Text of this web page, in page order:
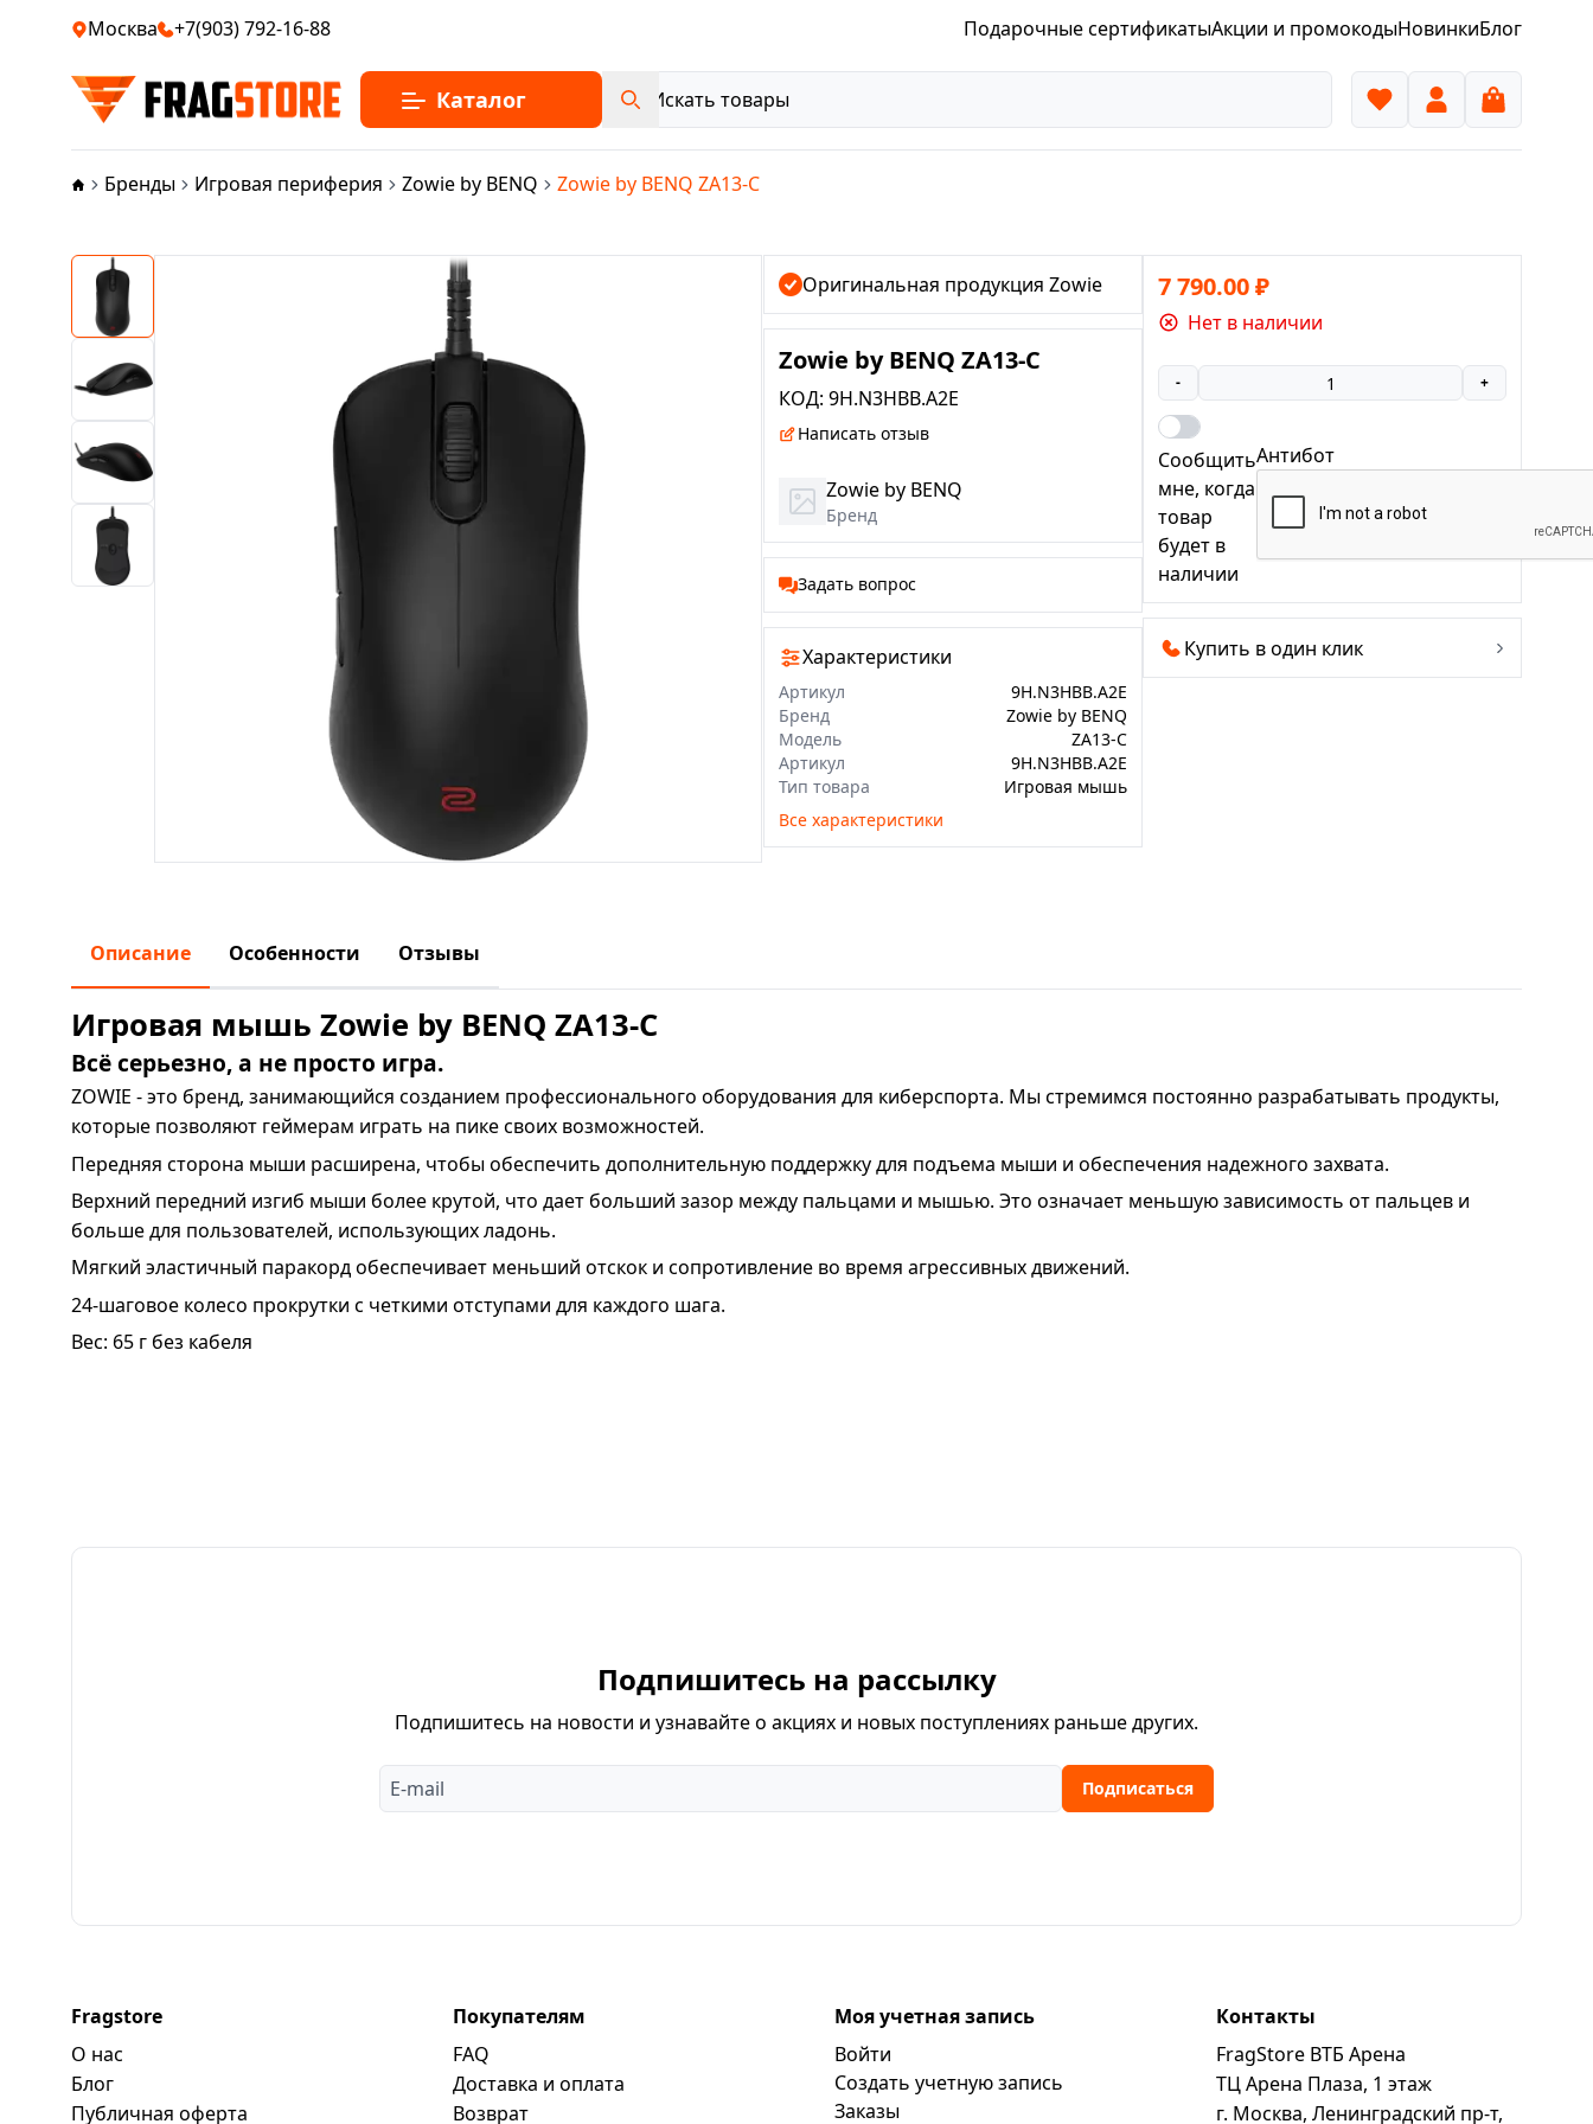
Москва +7(903) 792-16-88 Подарочные сертификатыАкции и промокодыНовинкиБлог
Каталог
Бренды Игровая периферия Zowie by BENQ Zowie by BENQ ZA13-C
Оригинальная продукция Zowie
Zowie by BENQ ZA13-C
КОД: 9H.N3HBB.A2E
Написать отзыв
Zowie by BENQ
Бренд
Задать вопрос
Характеристики
Артикул
9H.N3HBB.A2E
Бренд
Zowie by BENQ
Модель
ZA13-C
Артикул
9H.N3HBB.A2E
Тип товара
Игровая мышь
Все характеристики
7 790.00₽
Нет в наличии
- +
Сообщить
мне, когда
товар
будет в
наличии
Антибот
Купить в один клик
Описание Особенности Отзывы
Игровая мышь Zowie by BENQ ZA13-C
Всё серьезно, а не просто игра.
ZOWIE - это бренд, занимающийся созданием профессионального оборудования для киберспорта. Мы стремимся постоянно разрабатывать продукты,
которые позволяют геймерам играть на пике своих возможностей.
Передняя сторона мыши расширена, чтобы обеспечить дополнительную поддержку для подъема мыши и обеспечения надежного захвата.
Верхний передний изгиб мыши более крутой, что дает больший зазор между пальцами и мышью. Это означает меньшую зависимость от пальцев и
больше для пользователей, использующих ладонь.
Мягкий эластичный паракорд обеспечивает меньший отскок и сопротивление во время агрессивных движений.
24-шаговое колесо прокрутки с четкими отступами для каждого шага.
Вес: 65 г без кабеля
Подпишитесь на рассылку
Подпишитесь на новости и узнавайте о акциях и новых поступлениях раньше других.
Подписаться
Fragstore
О нас
Блог
Публичная оферта
Покупателям
FAQ
Доставка и оплата
Возврат
Моя учетная запись
Войти
Создать учетную запись
Заказы
Контакты
FragStore ВТБ Арена
ТЦ Арена Плаза, 1 этаж
г. Москва, Ленинградский пр-т,